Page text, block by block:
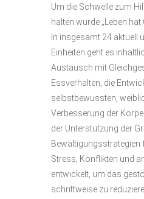
Um die Schwelle zum
halten wurde „Leben
In insgesamt 24 aktuell
Einheiten geht es
Austausch mit
Essverhalten, die
selbstbewussten,
Verbesserung der
der Unterstützung der
Bewältigungsstrategien
Stress, Konflikten und
entwickelt, um das
schrittweise zu